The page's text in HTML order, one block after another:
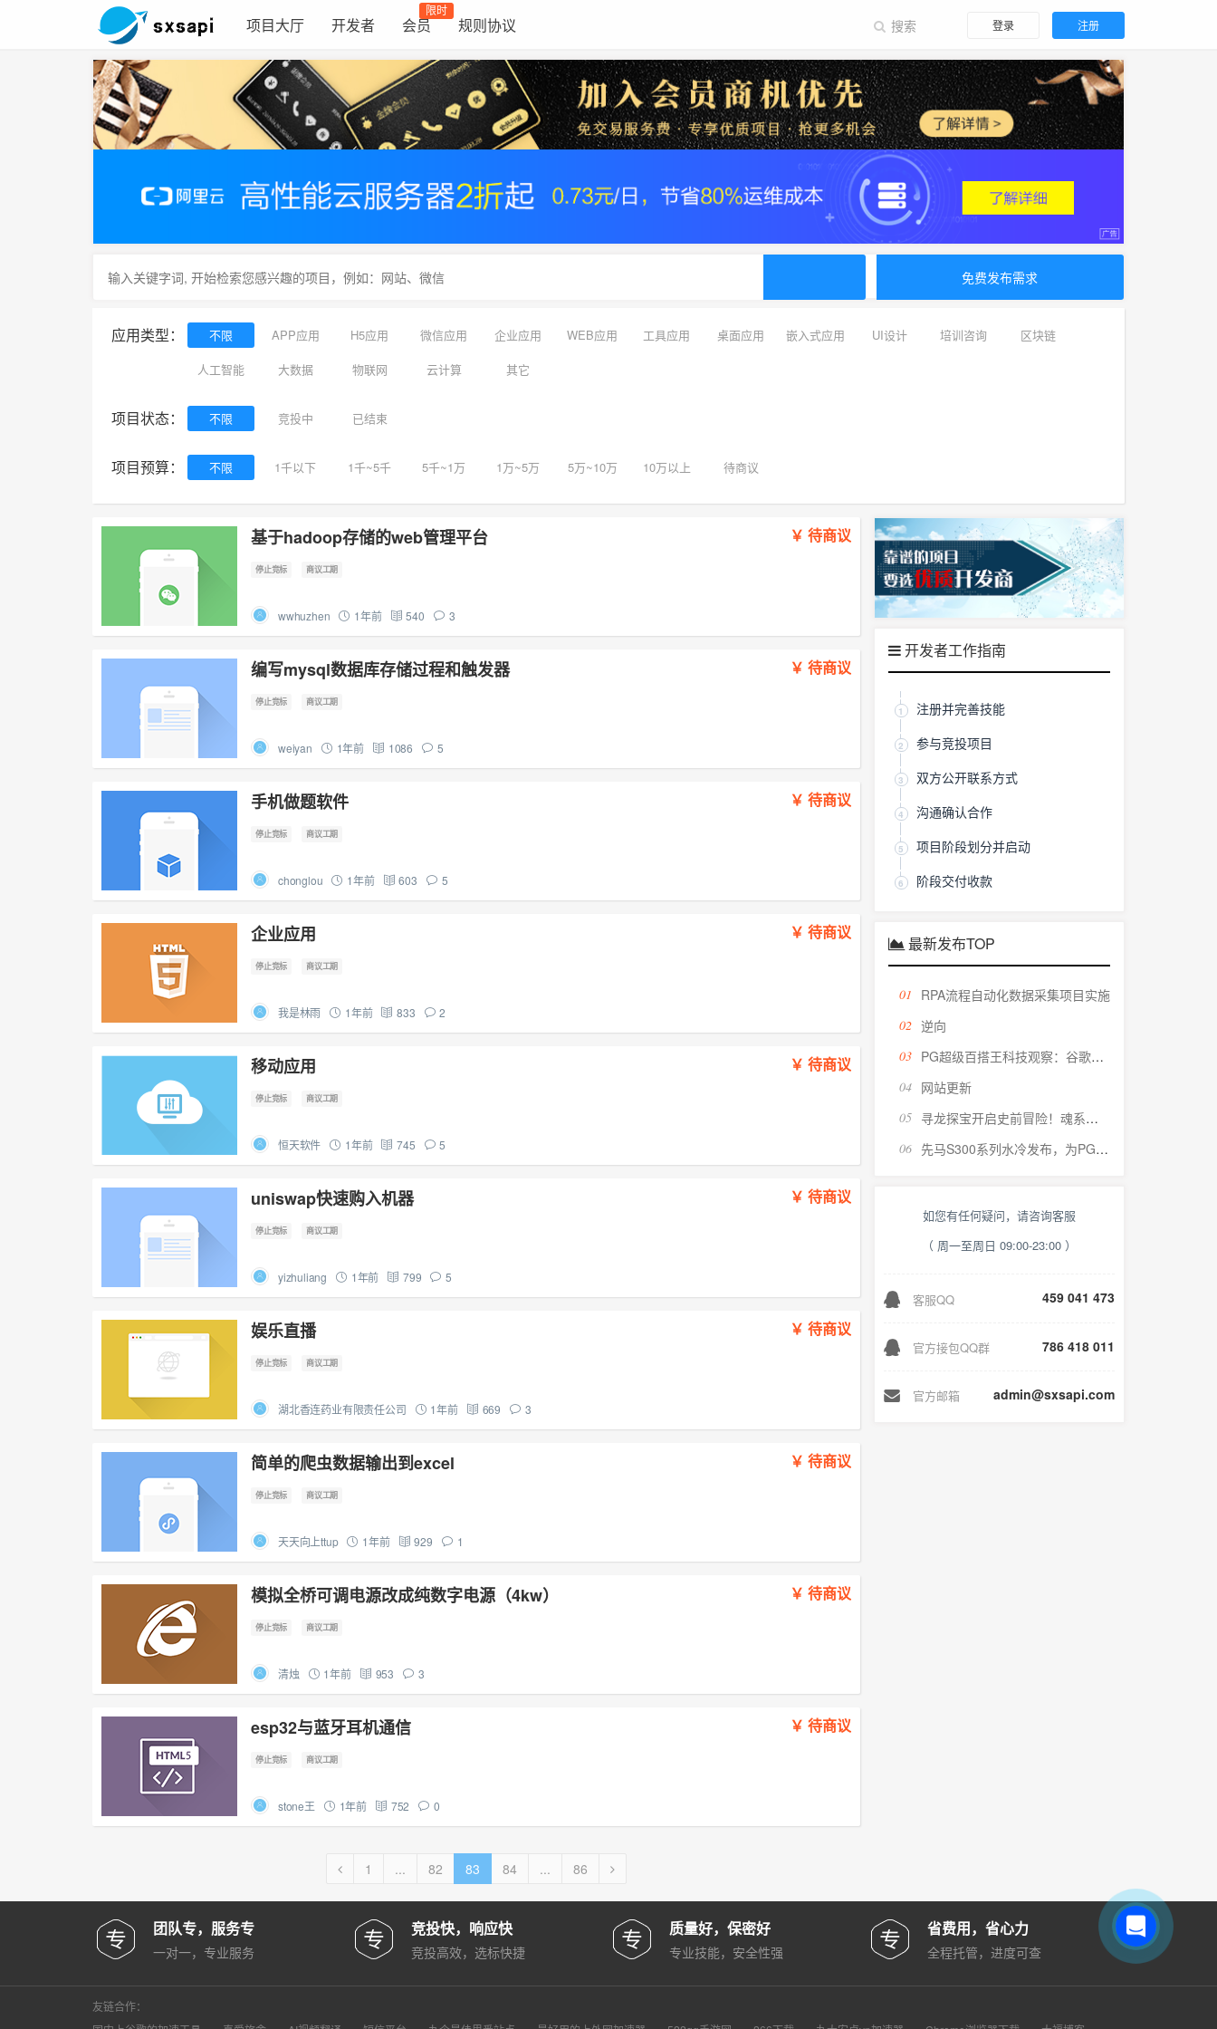
项目大厅 开发者 会员
限时
规则协议 登录 注册
免费发布需求
应用类型： 不限 APP应用 H5应用 微信应用 企业应用 WEB应用 工具应用 桌面应用 嵌入式应用 UI设计 培训咨询
区块链
人工智能
大数据 物联网 云计算 其它
项目状态： 不限 竞投中 已结束
项目预算： 不限 1千以下 1千~5千 5千~1万 1万~5万 5万~10万 10万以上 待商议
基于hadoop存储的web管理平台 ￥ 待商议
停止竞标 商议工期
wwhuzhen 1年前 540 3
编写mysql数据库存储过程和触发器 ￥ 待商议
停止竞标 商议工期
weiyan 1年前 1086 5
手机做题软件 ￥ 待商议
停止竞标 商议工期
chonglou 1年前 603 5
企业应用 ￥ 待商议
停止竞标 商议工期
我是林雨 1年前 833 2
移动应用 ￥ 待商议
停止竞标 商议工期
恒天软件 1年前 745 5
uniswap快速购入机器 ￥ 待商议
停止竞标 商议工期
yizhuliang 1年前 799 5
娱乐直播 ￥ 待商议
停止竞标 商议工期
湖北香连药业有限责任公司 1年前 669 3
简单的爬虫数据输出到excel ￥ 待商议
停止竞标 商议工期
天天向上ttup 1年前 929 1
模拟全桥可调电源改成纯数字电源（4kw） ￥ 待商议
停止竞标 商议工期
清烛 1年前 953 3
esp32与蓝牙耳机通信 ￥ 待商议
停止竞标 商议工期
stone王 1年前 752 0
1 ... 82 83 84 ... 86
开发者工作指南
1 注册并完善技能
2 参与竞投项目
3 双方公开联系方式
4 沟通确认合作
5 项目阶段划分并启动
6 阶段交付收款
最新发布TOP
01 RPA流程自动化数据采集项目实施
02 逆向
03 PG超级百搭王科技观察：谷歌研发新AI芯片，或告别台积电封装
04 网站更新
05 寻龙探宝开启史前冒险！魂系动作RPG《这龙带刀》正式上线
06 先马S300系列水冷发布，为PG丧尸大作战而生的电竞装备
如您有任何疑问，请咨询客服
（ 周一至周日 09:00-23:00 ）
客服QQ 459 041 473
官方接包QQ群 786 418 011
官方邮箱 admin@sxsapi.com
团队专，服务专
一对一，专业服务
竞投快，响应快
竞投高效，选标快捷
质量好，保密好
专业技能，安全性强
省费用，省心力
全程托管，进度可查
友链合作：